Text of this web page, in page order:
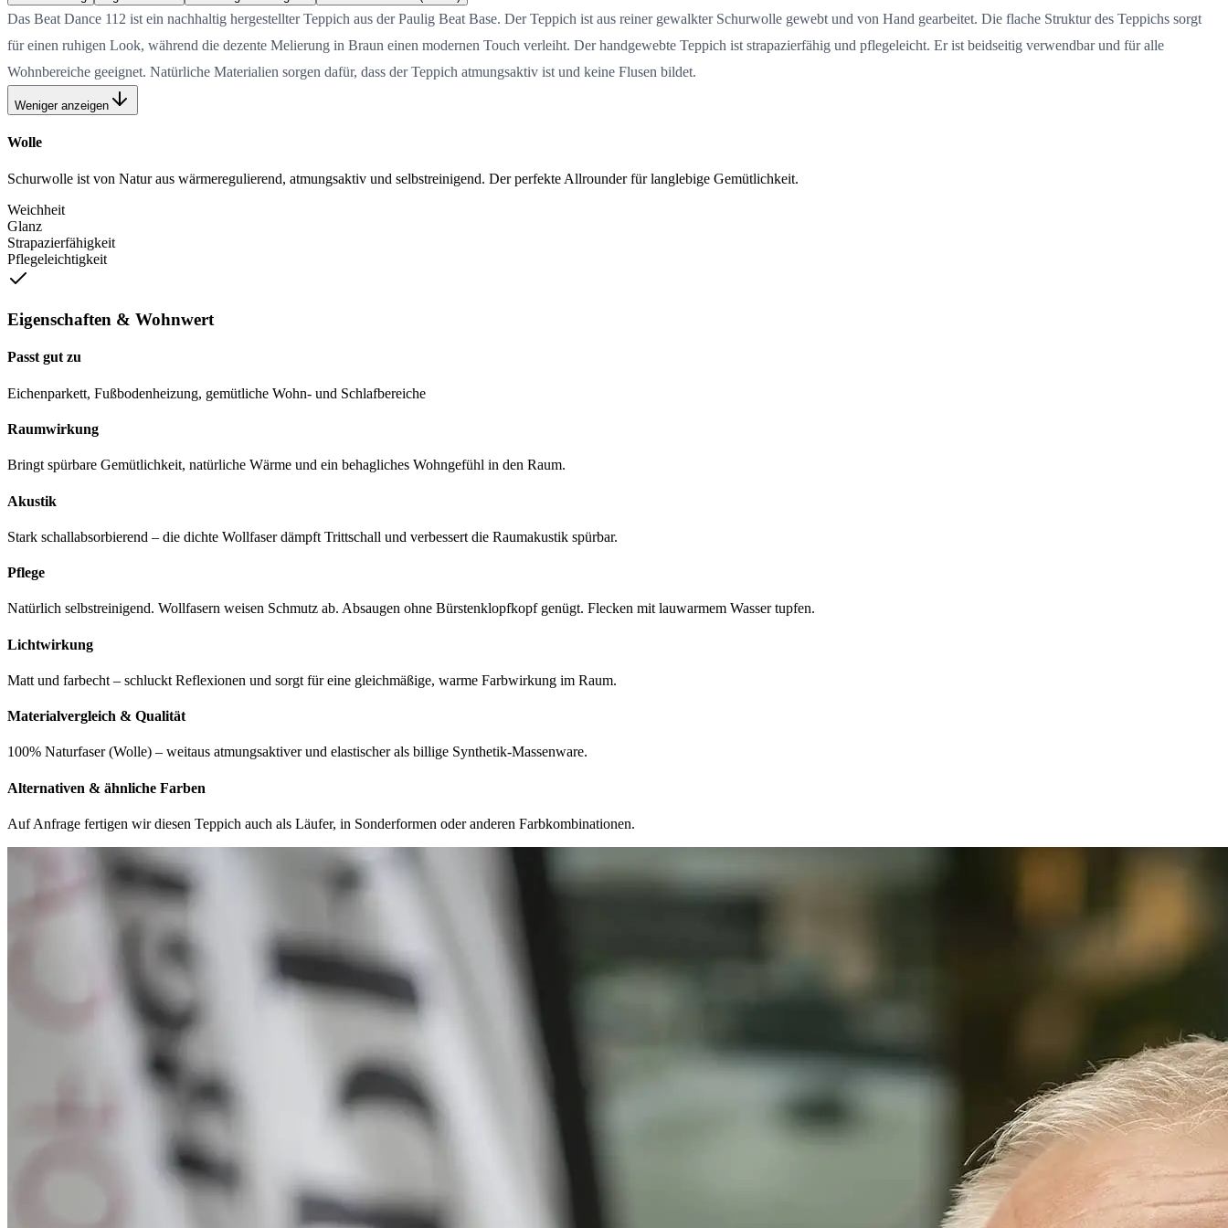
Das Beat Dance 112 ist ein nachhaltig hergestellter Teppich aus der Paulig Beat Base. Der Teppich ist aus reiner gewalkter Schurwolle gewebt und von Hand gearbeitet. Die flache Struktur des Teppichs sorgt
für einen ruhigen Look, während die dezente Melierung in Braun einen modernen Touch verleiht. Der handgewebte Teppich ist strapazierfähig und pflegeleicht. Er ist beidseitig verwendbar und für alle
Wohnbereiche geeignet. Natürliche Materialien sorgen dafür, dass der Teppich atmungsaktiv ist und keine Flusen bildet.
Weniger anzeigen
Wolle
Schurwolle ist von Natur aus wärmeregulierend, atmungsaktiv und selbstreinigend. Der perfekte Allrounder für langlebige Gemütlichkeit.
Weichheit
Glanz
Strapazierfähigkeit
Pflegeleichtigkeit
Eigenschaften & Wohnwert
Passt gut zu
Eichenparkett, Fußbodenheizung, gemütliche Wohn- und Schlafbereiche
Raumwirkung
Bringt spürbare Gemütlichkeit, natürliche Wärme und ein behagliches Wohngefühl in den Raum.
Akustik
Stark schallabsorbierend – die dichte Wollfaser dämpft Trittschall und verbessert die Raumakustik spürbar.
Pflege
Natürlich selbstreinigend. Wollfasern weisen Schmutz ab. Absaugen ohne Bürstenklopfkopf genügt. Flecken mit lauwarmem Wasser tupfen.
Lichtwirkung
Matt und farbecht – schluckt Reflexionen und sorgt für eine gleichmäßige, warme Farbwirkung im Raum.
Materialvergleich & Qualität
100% Naturfaser (Wolle) – weitaus atmungsaktiver und elastischer als billige Synthetik-Massenware.
Alternativen & ähnliche Farben
Auf Anfrage fertigen wir diesen Teppich auch als Läufer, in Sonderformen oder anderen Farbkombinationen.